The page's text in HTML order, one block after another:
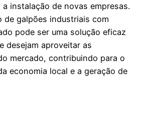
a instalação de novas empresas.
de galpões industriais com
pode ser uma solução eficaz
desejam aproveitar as
mercado, contribuindo para o
economia local e a geração de